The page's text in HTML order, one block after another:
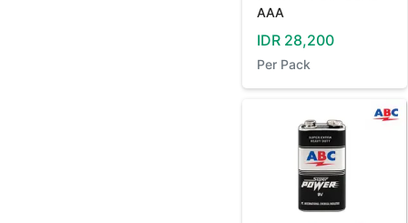
AAA
IDR 28,200
Per Pack